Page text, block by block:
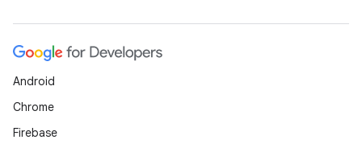
Android
Chrome
Firebase